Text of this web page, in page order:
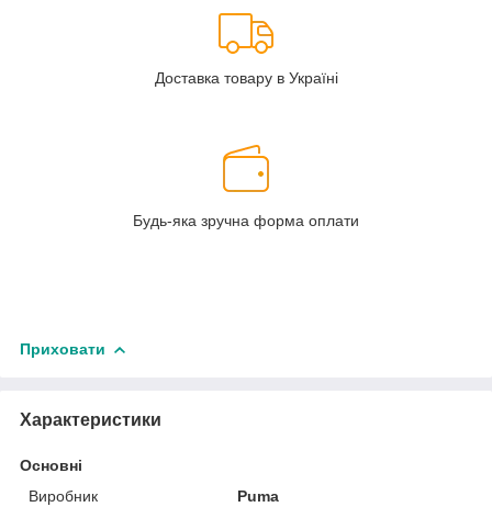
Доставка товару в Україні
Будь-яка зручна форма оплати
Приховати
Характеристики
Основні
Виробник
Puma